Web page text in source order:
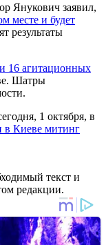
Янукович заявил,
месте и будет
результаты
16 агитационных
Шатры
1 октября, в
в Киеве митинг
текст и
редакции.